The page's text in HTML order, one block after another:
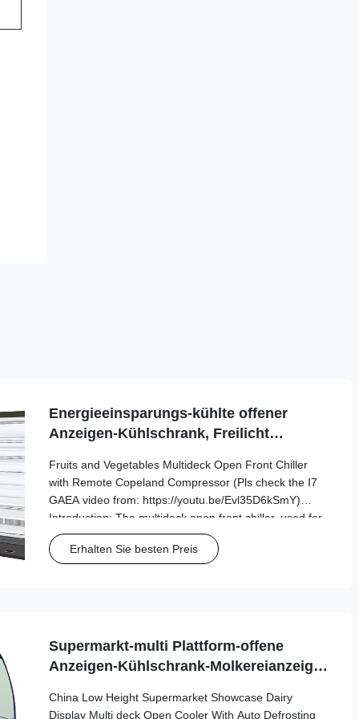
Energieeinsparungs-kühlte offener
Anzeigen-Kühlschrank, Freilicht
Fruits and Vegetables Multideck Open Front Chiller
with Remote Copeland Compressor (Pls check the I7
GAEA video from: https://youtu.be/Evl35D6kSmY)
Introduction: The multideck open front chiller, used for
food retail and manufacturing, is ideal if you’re looking
for a way to increase the visibility ...
Erhalten Sie besten Preis
Supermarkt-multi Plattform-offene
Anzeigen-Kühlschrank-Molkereianzeige
China Low Height Supermarket Showcase Dairy
Display Multi deck Open Cooler With Auto Defrosting